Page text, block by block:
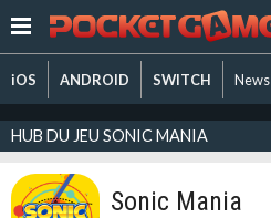
iOS ANDROID SWITCH News
HUB DU JEU SONIC MANIA
Sonic Mania